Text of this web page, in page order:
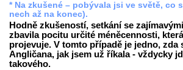
* Na zkušené – pobývala jsi ve světě, co
nech až na konec).
Hodně zkušeností, setkání se
zbavila pocitu určité méněcennosti,
projevuje. V tomto případě je jedno, zda
Angličana, jak jsem už říkala - vždycky
takového.